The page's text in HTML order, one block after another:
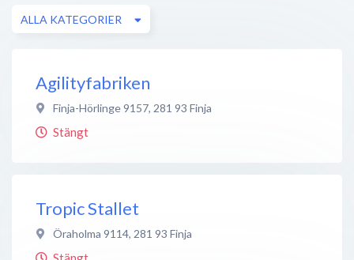
ALLA KATEGORIER
Agilityfabriken
Finja-Hörlinge 9157, 281 93 Finja
Stängt
Tropic Stallet
Öraholma 9114, 281 93 Finja